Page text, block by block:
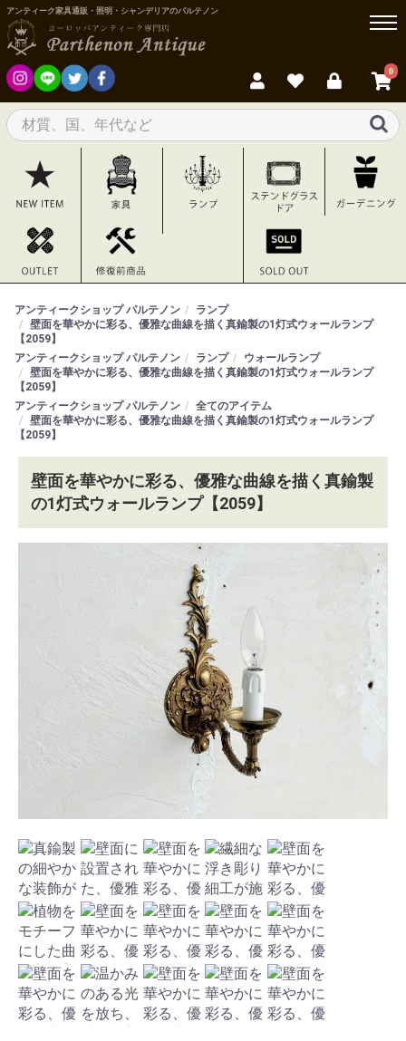
アンティーク家具通販・照明・シャンデリアのパルテノン
0
アンティークショップ パルテノン
ランプ
壁面を華やかに彩る、優雅な曲線を描く真鍮製の1灯式ウォールランプ
【2059】
アンティークショップ パルテノン
ランプ
ウォールランプ
壁面を華やかに彩る、優雅な曲線を描く真鍮製の1灯式ウォールランプ
【2059】
アンティークショップ パルテノン
全てのアイテム
壁面を華やかに彩る、優雅な曲線を描く真鍮製の1灯式ウォールランプ
【2059】
壁面を華やかに彩る、優雅な曲線を描く真鍮製
の1灯式ウォールランプ【2059】